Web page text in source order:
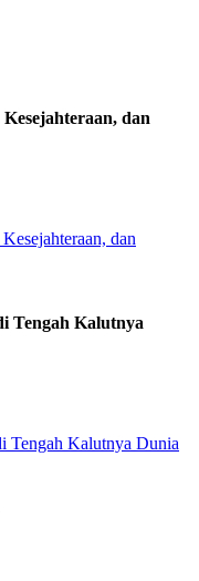
dan
Tengah Kalutnya